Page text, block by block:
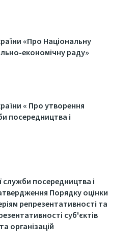
«Про Національну
економічну раду»
« Про утворення
посередництва і
служби посередництва і
Порядку оцінки
репрезентативності та
суб'єктів
організацій